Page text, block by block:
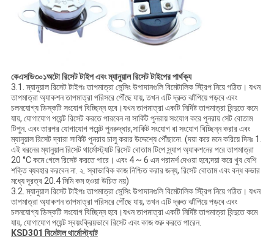
কেএসডি৩০১অটো রিসেট টাইপ এবং ম্যানুয়াল রিসেট টাইপের পার্থক্য
3.1. ম্যানুয়াল রিসেট টাইপঃ তাপমাত্রা সেন্সিং উপাদানগুলি বিমেটালিক স্ট্রিপ নিয়ে গঠিত। যখন
তাপমাত্রা অ্যাকশন তাপমাত্রা পরিসরে পৌঁছে যায়, তখন এটি দ্রুত ঝাঁপিয়ে পড়বে এবং
চলনযোগ্য ডিস্কটি সংযোগ বিচ্ছিন্ন হবে।যখন তাপমাত্রা একটি নির্দিষ্ট তাপমাত্রা বিন্দুতে কমে
যায়, যোগাযোগ পয়েন্ট রিসেট করতে পারবেন না সার্কিট পুনরায় সংযোগ করে পুনরায় সেট বোতাম
টিপুন. এবং তারপর যোগাযোগ পয়েন্ট পুনরুদ্ধার,সার্কিট সংযোগ বা সংযোগ বিচ্ছিন্ন করার এবং
ম্যানুয়াল রিসেট দ্বারা সার্কিট পুনরায় চালু করার উদ্দেশ্যে পৌঁছানো. (দয়া করে মনে করিয়ে দিনঃ 1.
এই ধরনের ম্যানুয়াল রিসেট থার্মোস্ট্যাট রিসেট বোতাম টিপে স্ন্যাপ অ্যাকশনের পরে তাপমাত্রা
20 °C কমে গেলে রিসেট করতে পারে। এবং 4 ~ 6 এন পরামর্শ দেওয়া হবে;দয়া করে খুব বেশি
শক্তি ব্যবহার করবেন না. ২. স্বাভাবিক কাজ নিশ্চিত করার জন্য, রিসেট বোতাম এবং বন্ধ কভার
মধ্যে দূরত্ব 20.4 মিমি কম হওয়া উচিত নয়)
3.2. ম্যানুয়াল রিসেট টাইপঃ তাপমাত্রা সেন্সিং উপাদানগুলি বিমেটালিক স্ট্রিপ নিয়ে গঠিত। যখন
তাপমাত্রা অ্যাকশন তাপমাত্রা পরিসরে পৌঁছে যায়, তখন এটি দ্রুত ঝাঁপিয়ে পড়বে এবং
চলনযোগ্য ডিস্কটি সংযোগ বিচ্ছিন্ন হবে।যখন তাপমাত্রা একটি নির্দিষ্ট তাপমাত্রা বিন্দুতে কমে
যায়, যোগাযোগ পয়েন্ট স্বয়ংক্রিয়ভাবে রিসেট এবং কাজ শুরু করতে পারেন.
KSD301 বিমেটাল থার্মোস্ট্যাট